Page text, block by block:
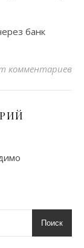
банк
комментариев
Поиск